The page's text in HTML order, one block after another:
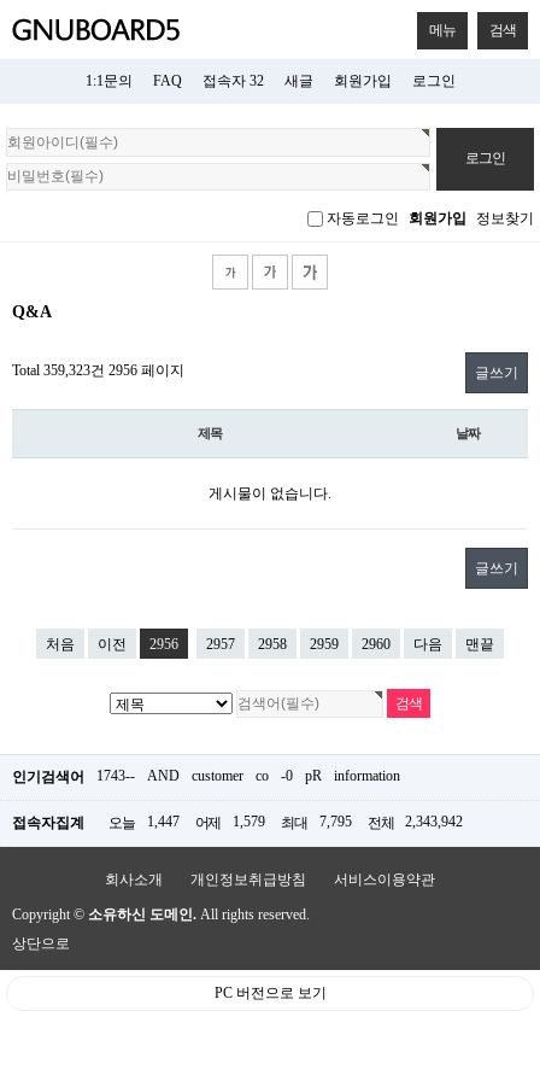
메뉴 검색
1:1문의 FAQ 접속자 32 새글 회원가입 로그인
회
원
로
자동로그인 회원가입 정보찾기
Q&A
Total 359,323건 2956 페이지 글쓰기
제목 날짜
게시물이 없습니다.
글쓰기
처음 이전 2956 2957 2958 2959 2960 다음 맨끝
인기검색어 1743-- AND customer co -0 pR information
접속자집계 오늘 1,447 어제 1,579 최대 7,795 전체 2,343,942
회사소개 개인정보취급방침 서비스이용약관
Copyright © 소유하신 도메인. All rights reserved.
상단으로
PC 버전으로 보기